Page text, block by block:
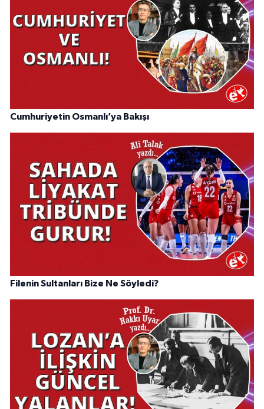
Cumhuriyetin Osmanlı’ya Bakışı
Filenin Sultanları Bize Ne Söyledi?